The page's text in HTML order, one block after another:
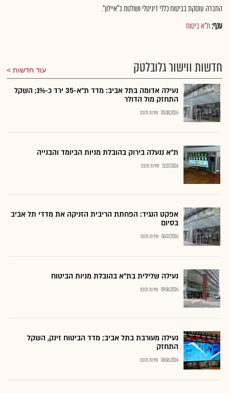
החברה עוסקת בביטוח כללי דיגיטלי ושולטת ב"איילון".
ענף:ת"א ביטוח
חדשות ווישור גלובלטק עוד חדשות
נעילה אדומה בתל אביב: מדד ת"א-35 ירד כ-1%; השקל
התחזק מול הדולר
03.08.2026 שירות גלובס
ת"א ננעלה בירוק בהובלת מניות הביומד והבנייה
31.07.2026 שירות גלובס
אפקט הנגיד: הפחתת הריבית הזניקה את מדדי תל אביב
בסיום
06.07.2026 שירות גלובס
נעילה שלילית בת"א בהובלת מניות הביטוח
09.06.2026 שירות גלובס
נעילה מעורבת בתל אביב; מדד הביטוח זינק, השקל
התחזק
08.06.2026 שירות גלובס